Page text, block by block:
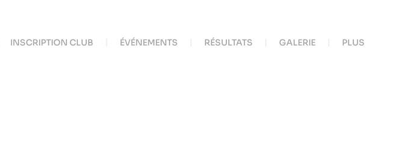
INSCRIPTION CLUB ÉVÉNEMENTS RÉSULTATS GALERIE PLUS